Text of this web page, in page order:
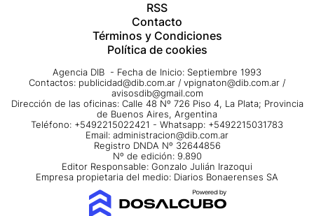
RSS
Contacto
Términos y Condiciones
Política de cookies
Agencia DIB - Fecha de Inicio: Septiembre 1993
Contactos: publicidad@dib.com.ar / vpignaton@dib.com.ar /
avisosdib@gmail.com
Dirección de las oficinas: Calle 48 Nº 726 Piso 4, La Plata; Provincia
de Buenos Aires, Argentina
Teléfono: +5492215022421 - Whatsapp: +5492215031783
Email: administracion@dib.com.ar
Registro DNDA Nº 32644856
Nº de edición: 9.890
Editor Responsable: Gonzalo Julián Irazoqui
Empresa propietaria del medio: Diarios Bonaerenses SA